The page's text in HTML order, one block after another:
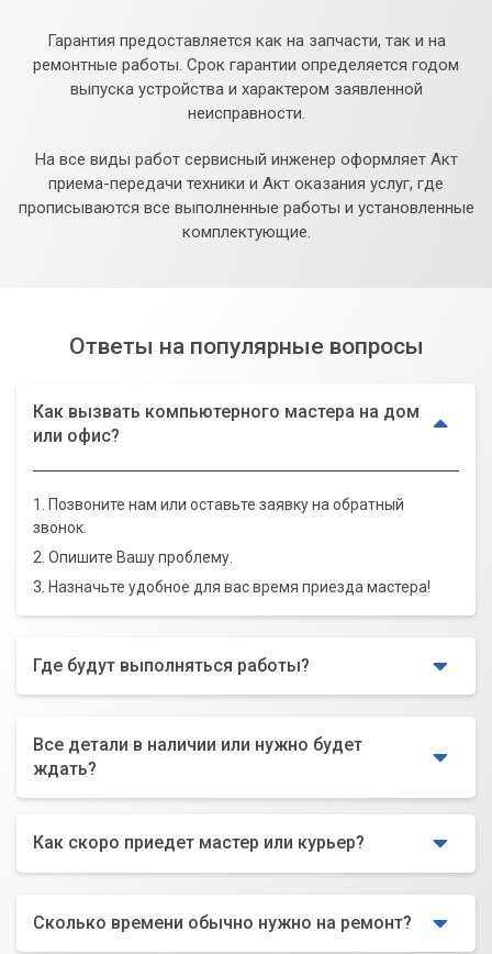
Гарантия предоставляется как на запчасти, так и на
ремонтные работы. Срок гарантии определяется годом
выпуска устройства и характером заявленной
неисправности.
На все виды работ сервисный инженер оформляет Акт
приема-передачи техники и Акт оказания услуг, где
прописываются все выполненные работы и установленные
комплектующие.
Ответы на популярные вопросы
Как вызвать компьютерного мастера на дом
или офис?
1. Позвоните нам или оставьте заявку на обратный
звонок.
2. Опишите Вашу проблему.
3. Назначьте удобное для вас время приезда мастера!
Где будут выполняться работы?
Все детали в наличии или нужно будет
ждать?
Как скоро приедет мастер или курьер?
Сколько времени обычно нужно на ремонт?